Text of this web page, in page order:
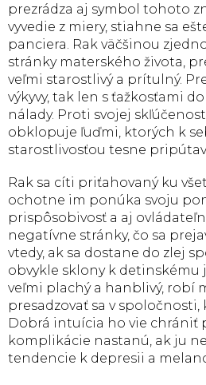
prezrádza aj symbol tohoto
vyvedie z miery, stiahne sa
panciera. Rak väčšinou
stránky materského života,
veľmi starostlivý a prítulný.
výkyvy, tak len s ťažkosťami
nálady. Proti svojej
obklopuje ľuďmi, ktorých k
starostlivosťou tesne
Rak sa cíti priťahovaný ku
ochotne im ponúka svoju
prispôsobivosť a aj
negatívne stránky, čo sa
vtedy, ak sa dostane do zlej
obvykle sklony k detinskému
veľmi plachý a hanblivý, robí
presadzovať sa v
Dobrá intuícia ho vie chrániť
komplikácie nastanú, ak ju
tendencie k depresii a